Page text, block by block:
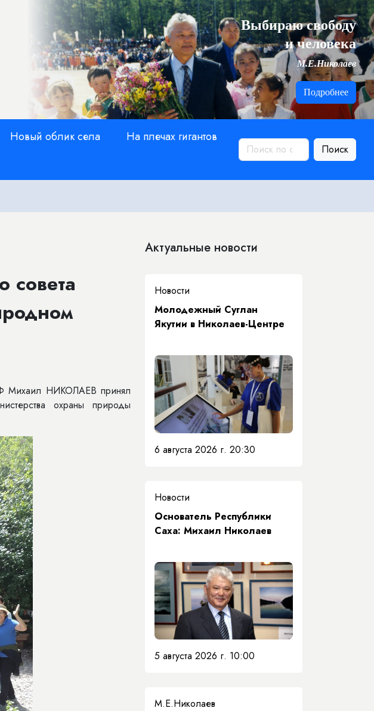
Выбираю свободу
и человека
М.Е.Николаев
Подробнее
Новый облик села
На плечах гигантов
Поиск
совета
Михаил НИКОЛАЕВ принял
охраны природы
Актуальные новости
Новости
Молодежный Суглан
Якутии в Николаев-Центре
6 августа 2026 г. 20:30
Новости
Основатель Республики
Саха: Михаил Николаев
5 августа 2026 г. 10:00
М.Е.Николаев